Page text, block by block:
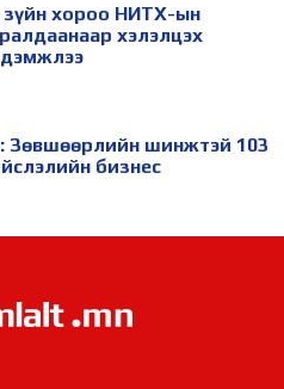
зүйн хороо НИТХ-ын
хэлэлцэх
Зөвшөөрлийн шинжтэй 103
бизнес
ерөнхий хяналтын
байгуулсан байна